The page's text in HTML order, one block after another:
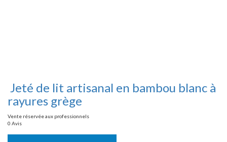
Jeté de lit artisanal en bambou blanc à
rayures grège
Vente réservée aux professionnels
0 Avis